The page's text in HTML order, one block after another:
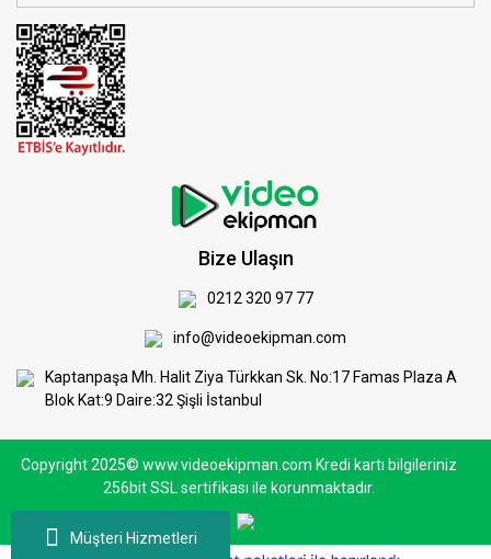
Müşteri Hizmetleri
Bize Ulaşın
0212 320 97 77
info@videoekipman.com
Kaptanpaşa Mh. Halit Ziya Türkkan Sk. No:17 Famas Plaza A
Blok Kat:9 Daire:32 Şişli İstanbul
Copyright 2025© www.videoekipman.com Kredi kartı bilgileriniz
256bit SSL sertifikası ile korunmaktadır.